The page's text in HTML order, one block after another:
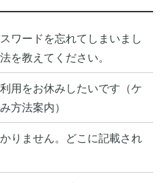
ワードを忘れてしまいまし
を教えてください。
用をお休みしたいです（ケ
方法案内）
りません。どこに記載され